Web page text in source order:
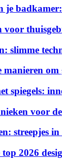
voor
slimme
spiegels:
voor
streepjes
2026